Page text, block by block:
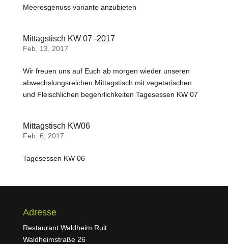
Meeresgenuss variante anzubieten
Mittagstisch KW 07 -2017
Feb. 13, 2017
Wir freuen uns auf Euch ab morgen wieder unseren
abwechslungsreichen Mittagstisch mit vegetarischen
und Fleischlichen begehrlichkeiten Tagesessen KW 07
Mittagstisch KW06
Feb. 6, 2017
Tagesessen KW 06
Adresse
Restaurant Waldheim Ruit
Waldheimstraße 26